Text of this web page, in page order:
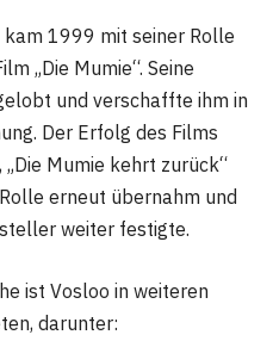
1999 mit seiner Rolle
„Die Mumie“. Seine
und verschaffte ihm in
Der Erfolg des Films
Mumie kehrt zurück“
erneut übernahm und
weiter festigte.
ist Vosloo in weiteren
darunter: